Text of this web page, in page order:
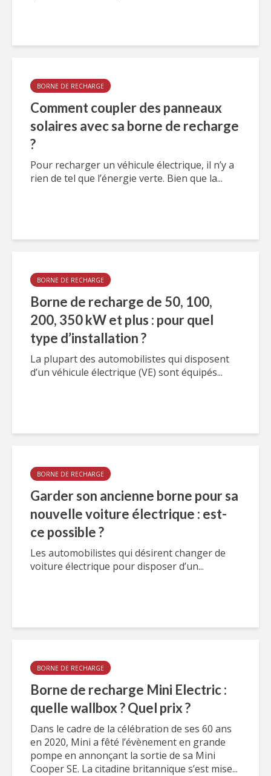
BORNE DE RECHARGE
Comment coupler des panneaux
solaires avec sa borne de recharge
?
Pour recharger un véhicule électrique, il n’y a
rien de tel que l’énergie verte. Bien que la...
BORNE DE RECHARGE
Borne de recharge de 50, 100,
200, 350 kW et plus : pour quel
type d’installation ?
La plupart des automobilistes qui disposent
d’un véhicule électrique (VE) sont équipés...
BORNE DE RECHARGE
Garder son ancienne borne pour sa
nouvelle voiture électrique : est-
ce possible ?
Les automobilistes qui désirent changer de
voiture électrique pour disposer d’un...
BORNE DE RECHARGE
Borne de recharge Mini Electric :
quelle wallbox ? Quel prix ?
Dans le cadre de la célébration de ses 60 ans
en 2020, Mini a fêté l’évènement en grande
pompe en annonçant la sortie de sa Mini
Cooper SE. La citadine britannique s’est mise...